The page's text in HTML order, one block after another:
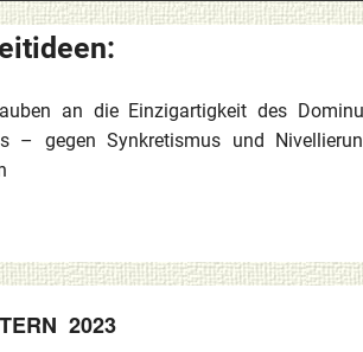
Leben
Staat
an die Einzigartigkeit des
– gegen Synkretismus und
2023